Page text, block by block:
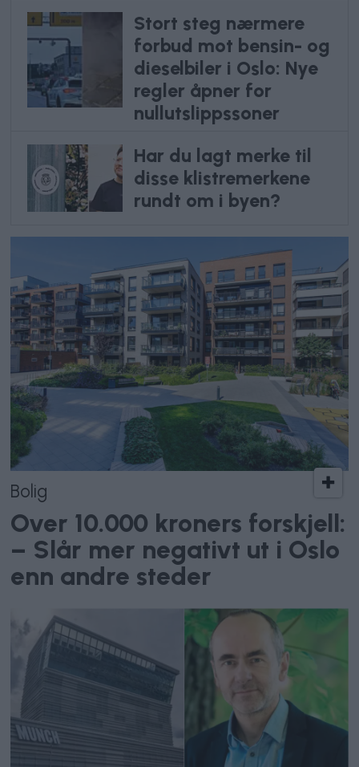
Stort steg nærmere
forbud mot bensin- og
dieselbiler i Oslo: Nye
regler åpner for
nullutslippssoner
Har du lagt merke til
disse klistremerkene
rundt om i byen?
Bolig
Over 10.000 kroners forskjell:
– Slår mer negativt ut i Oslo
enn andre steder